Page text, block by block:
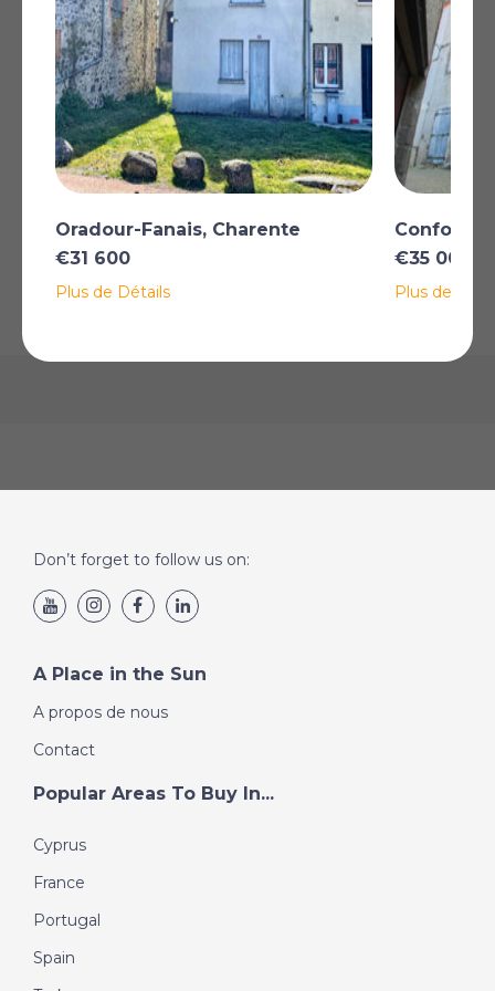
Plus
*Certaines descriptions de biens immobiliers sur ce site sont traduites
automatiquement par intelligence artificielle. Malgré tous nos efforts pour
garantir leur exactitude, des erreurs ou des inexactitudes peuvent
subsister. La version originale de l'annonce fait foi.
AFFICHER SUR LA CARTE
La carte peut ne pas indiquer l'emplacement exact
Oradour-Fanais, Charente
€31 600
Plus de Détails
€35 000
Plus de
Don’t forget to follow us on:
A Place in the Sun
A propos de nous
Contact
Popular Areas To Buy In...
Cyprus
France
Portugal
Spain